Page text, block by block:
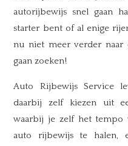
autorijbewijs snel gaan
starter bent of al enige
nu niet meer verder naar
gaan zoeken!
Auto Rijbewijs Service
daarbij zelf kiezen uit
waarbij je zelf het tempo
auto rijbewijs te halen,